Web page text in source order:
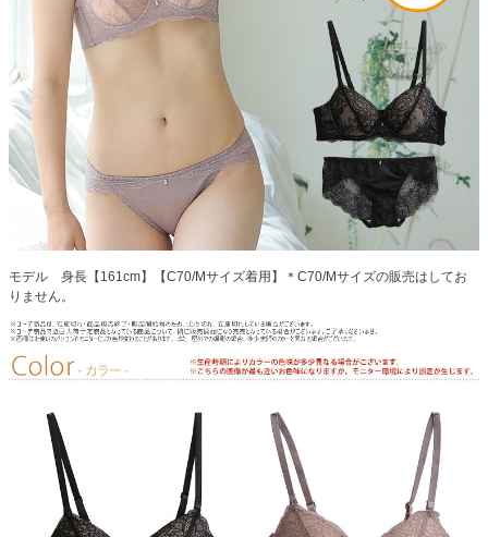
モデル 身長【161cm】【C70/Mサイズ着用】＊C70/Mサイズの販売はしてお
りません。